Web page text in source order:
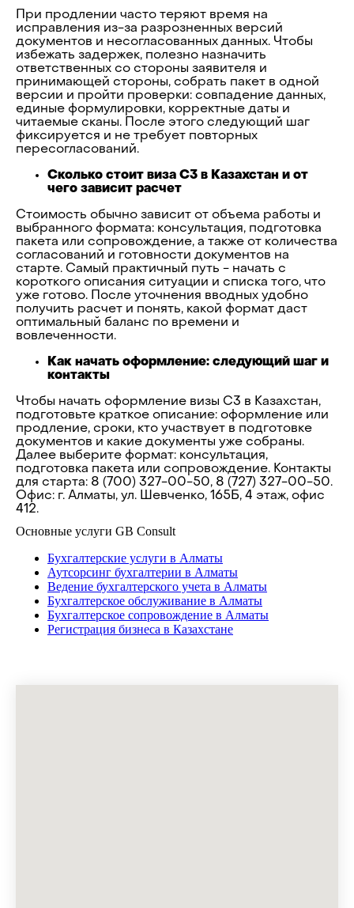
При продлении часто теряют время на
исправления из-за разрозненных версий
документов и несогласованных данных. Чтобы
избежать задержек, полезно назначить
ответственных со стороны заявителя и
принимающей стороны, собрать пакет в одной
версии и пройти проверки: совпадение данных,
единые формулировки, корректные даты и
читаемые сканы. После этого следующий шаг
фиксируется и не требует повторных
пересогласований.
Сколько стоит виза C3 в Казахстан и от
чего зависит расчет
Стоимость обычно зависит от объема работы и
выбранного формата: консультация, подготовка
пакета или сопровождение, а также от количества
согласований и готовности документов на
старте. Самый практичный путь - начать с
короткого описания ситуации и списка того, что
уже готово. После уточнения вводных удобно
получить расчет и понять, какой формат даст
оптимальный баланс по времени и
вовлеченности.
Как начать оформление: следующий шаг и
контакты
Чтобы начать оформление визы C3 в Казахстан,
подготовьте краткое описание: оформление или
продление, сроки, кто участвует в подготовке
документов и какие документы уже собраны.
Далее выберите формат: консультация,
подготовка пакета или сопровождение. Контакты
для старта: 8 (700) 327-00-50, 8 (727) 327-00-50.
Офис: г. Алматы, ул. Шевченко, 165Б, 4 этаж, офис
412.
Основные услуги GB Consult
Бухгалтерские услуги в Алматы
Аутсорсинг бухгалтерии в Алматы
Ведение бухгалтерского учета в Алматы
Бухгалтерское обслуживание в Алматы
Бухгалтерское сопровождение в Алматы
Регистрация бизнеса в Казахстане